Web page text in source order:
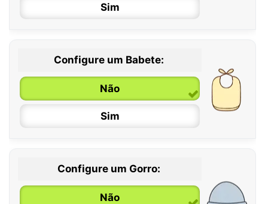
12 / 18 meses
Sim
Configure um Babete:
Não
Sim
Configure um Gorro:
Não